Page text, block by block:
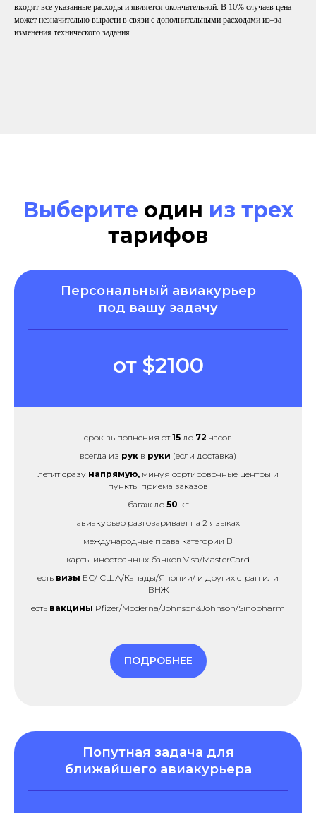
входят все указанные расходы и является окончательной. В 10% случаев цена
может незначительно вырасти в связи с дополнительными расходами из–за
изменения технического задания
Выберите один из трех
тарифов
Персональный авиакурьер
под вашу задачу
от $2100
срок выполнения от15 до 72 часов
всегда из рук в руки (если доставка)
летит сразу напрямую, минуя сортировочные центры и
пункты приема заказов
багаж до 50 кг
авиакурьер разговаривает на 2 языках
международные права категории B
карты иностранных банков Visa/MasterCard
есть визы ЕС/ США/Канады/Японии/ и других стран или
ВНЖ
есть вакцины Pfizer/Moderna/Johnson&Johnson/Sinopharm
ПОДРОБНЕЕ
Попутная задача для
ближайшего авиакурьера